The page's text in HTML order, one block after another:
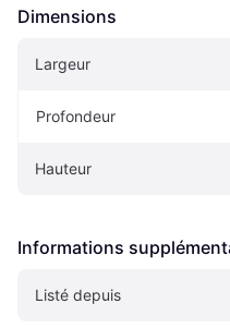
Dimensions
Largeur
Profondeur
Hauteur
Informations
Listé depuis